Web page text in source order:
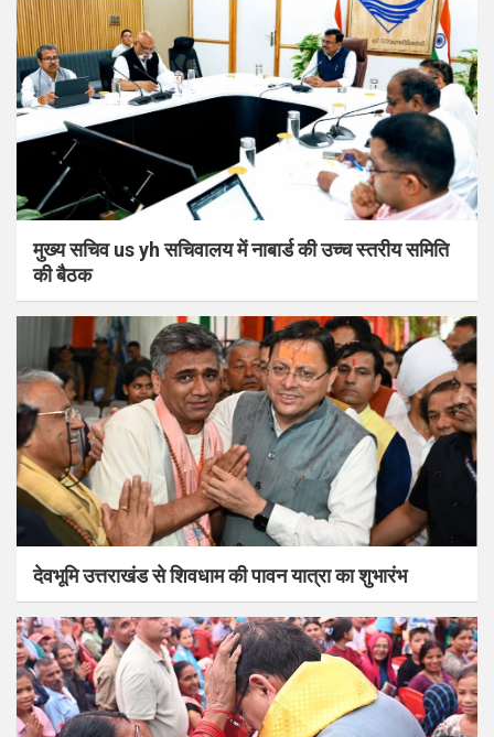
मुख्य सचिव us yh सचिवालय में नाबार्ड की उच्च स्तरीय समिति
की बैठक
देवभूमि उत्तराखंड से शिवधाम की पावन यात्रा का शुभारंभ